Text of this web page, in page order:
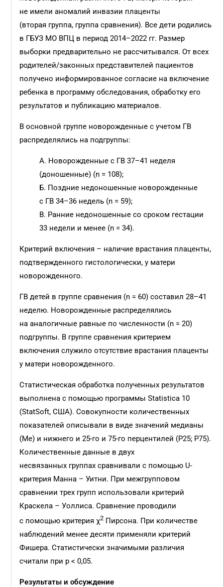
не имели аномалий инвазии плаценты
(вторая группа, группа сравнения). Все дети родились
в ГБУЗ МО ВПЦ в период 2014–2022 гг. Размер
выборки предварительно не рассчитывался. От всех
родителей/законных представителей пациентов
получено информированное согласие на включение
ребенка в программу обследования, обработку его
результатов и публикацию материалов.
В основной группе новорожденные с учетом ГВ
распределялись на подгруппы:
А. Новорожденные с ГВ 37–41 неделя
(доношенные) (n = 108);
Б. Поздние недоношенные новорожденные
с ГВ 34–36 недель (n = 59);
В. Ранние недоношенные со сроком гестации
33 недели и менее (n = 34).
Критерий включения – наличие врастания плаценты,
подтвержденного гистологически, у матери
новорожденного.
ГВ детей в группе сравнения (n = 60) составил 28–41
неделю. Новорожденные распределялись
на аналогичные равные по численности (n = 20)
подгруппы. В группе сравнения критерием
включения служило отсутствие врастания плаценты
у матери новорожденного.
Статистическая обработка полученных результатов
выполнена с помощью программы Statistica 10
(StatSoft, США). Совокупности количественных
показателей описывали в виде значений медианы
(Me) и нижнего и 25-го и 75-го перцентилей (Р25; Р75).
Количественные данные в двух
несвязанных группах сравнивали с помощью U-
критерия Манна – Уитни. При межгрупповом
сравнении трех групп использовали критерий
Краскела – Уоллиса. Сравнение проводили
с помощью критерия χ2 Пирсона. При количестве
наблюдений менее десяти применяли критерий
Фишера. Статистически значимыми различия
считали при р < 0,05.
Результаты и обсуждение